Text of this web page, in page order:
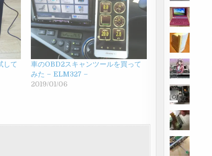
して
車のOBD2スキャンツールを買って
みた – ELM327 –
2019/01/06